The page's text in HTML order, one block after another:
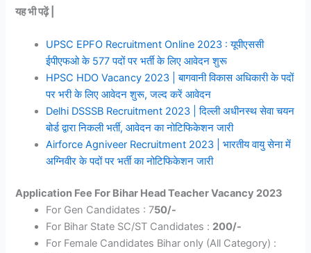
यह भी पढ़ें |
UPSC EPFO Recruitment Online 2023 : यूपीएससी
ईपीएफओ के 577 पदों पर भर्ती के लिए आवेदन शुरू
HPSC HDO Vacancy 2023 | बागवानी विकास अधिकारी के पदों
पर भरी के लिए आवेदन शुरू, जल्द करें आवेदन
Delhi DSSSB Recruitment 2023 | दिल्ली अधीनस्थ सेवा चयन
बोर्ड द्वारा निकली भर्ती, आवेदन का नोटिफिकेशन जारी
Airforce Agniveer Recruitment 2023 | भारतीय वायु सेना में
अग्निवीर के पदों पर भर्ती का नोटिफिकेशन जारी
Application Fee For Bihar Head Teacher Vacancy 2023
For Gen Candidates : 750/-
For Bihar State SC/ST Candidates : 200/-
For Female Candidates Bihar only (All Category) :